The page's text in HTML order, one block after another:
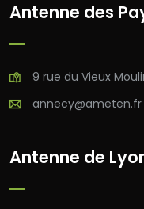
Antenne des
9 rue du Vieux
annecy@ameten.fr
Antenne de